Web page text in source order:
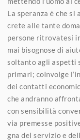
La speranza è che
crete alle tante
persone ritrovatesi
mai bisognose di
soltanto agli aspetti
primari; coinvolge
dei contatti
che andranno
con sensibilità
via premesse
gna del servizio e